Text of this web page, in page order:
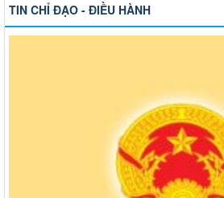
TIN CHỈ ĐẠO - ĐIỀU HÀNH